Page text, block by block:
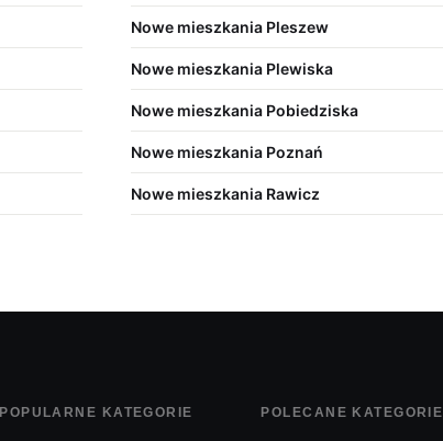
Nowe mieszkania Pleszew
Nowe mieszkania Plewiska
Nowe mieszkania Pobiedziska
Nowe mieszkania Poznań
Nowe mieszkania Rawicz
POPULARNE KATEGORIE POLECANE KATEGORIE